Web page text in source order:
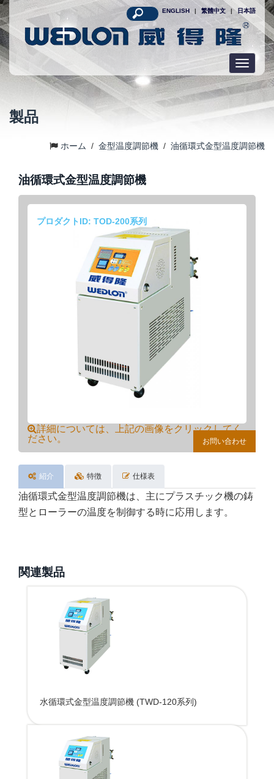
ENGLISH | 繁體中文 | 日本語
Toggle
製品
ホーム / 金型温度調節機 / 油循環式金型温度調節機
油循環式金型温度調節機
プロダクトID: TOD-200系列
お問い合わせ
詳細については、上記の画像をクリックしてく
ださい。
紹介 特徴 仕様表
油循環式金型温度調節機は、主にプラスチック機の鋳
型とローラーの温度を制御する時に応用します。
関連製品
水循環式金型温度調節機 (TWD-120系列)